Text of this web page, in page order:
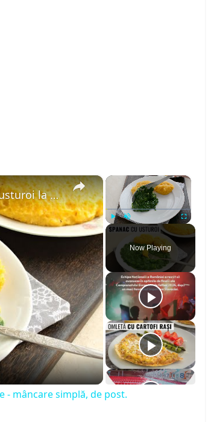
×
Play Unmute Fullscreen
Now Playing
×
Numai bun cu mămăliguță caldă! Spanac cu usturoi la tigaie - mâncare simplă, de post.
- mâncare simplă, de post.